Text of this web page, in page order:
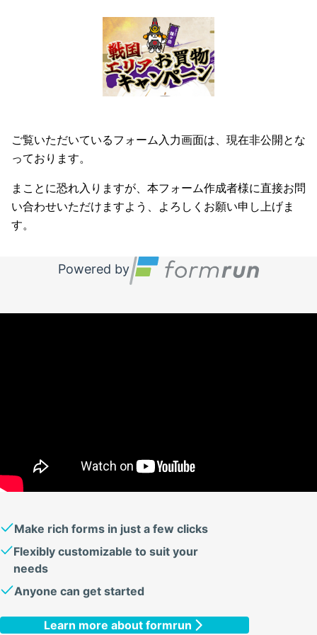
ご覧いただいているフォーム入力画面は、現在非公開とな
っております。
まことに恐れ入りますが、本フォーム作成者様に直接お問
い合わせいただけますよう、よろしくお願い申し上げま
す。
Powered by
Make rich forms in just a few clicks
Flexibly customizable to suit your
needs
Anyone can get started
Learn more about formrun